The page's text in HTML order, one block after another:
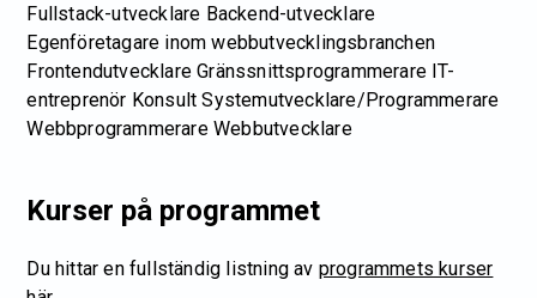
Fullstack-utvecklare Backend-utvecklare
Egenföretagare inom webbutvecklingsbranchen
Frontendutvecklare Gränssnittsprogrammerare IT-
entreprenör Konsult Systemutvecklare/Programmerare
Webbprogrammerare Webbutvecklare
Kurser på programmet
Du hittar en fullständig listning av programmets kurser